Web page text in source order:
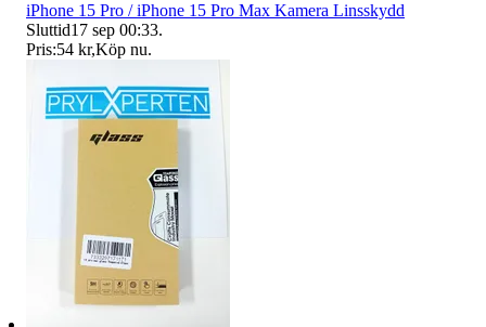
iPhone 15 Pro / iPhone 15 Pro Max Kamera Linsskydd
Sluttid17 sep 00:33.
Pris:54 kr,Köp nu.